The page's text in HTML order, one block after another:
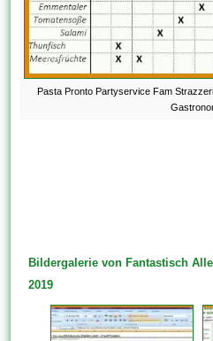
Pasta Pronto Partyservice Fam
Bildergalerie von Fantastisch
2019